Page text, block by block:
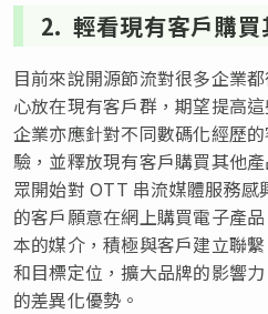
2. 輕看現有客戶購
目前來說開源節流對很多企業
心放在現有客戶群，期望提高
企業亦應針對不同數碼化經歷
驗，並釋放現有客戶購買其他
眾開始對 OTT 串流媒體服務感
的客戶願意在網上購買電子產
本的媒介，積極與客戶建立聯
和目標定位，擴大品牌的影響
的差異化優勢。